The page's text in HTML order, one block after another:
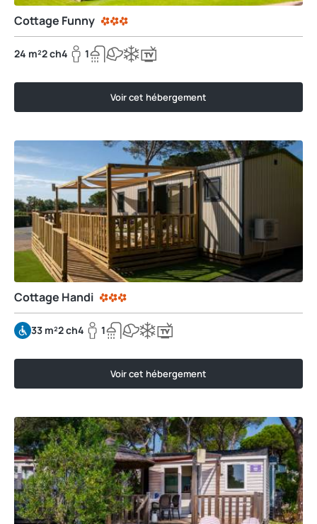
Cottage Funny
24 m²2 ch4 1
Voir cet hébergement
Cottage Handi
33 m²2 ch4 1
Voir cet hébergement